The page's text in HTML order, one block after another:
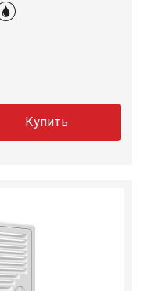
Купить